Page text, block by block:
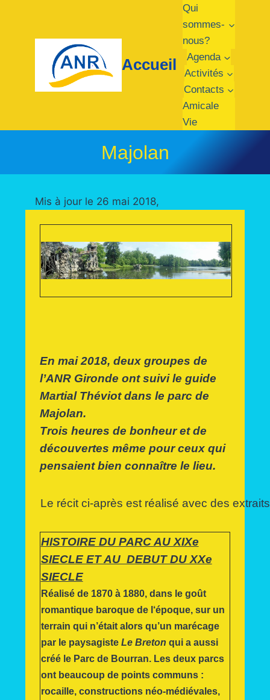
contenu
Accueil
Qui
sommes-
nous?
Agenda
Activités
Contacts
Amicale
Vie
Majolan
Mis à jour le 26 mai 2018,
En mai 2018, deux groupes de
l’ANR Gironde ont suivi le guide
Martial Théviot dans le parc de
Majolan.
Trois heures de bonheur et de
découvertes même pour ceux qui
pensaient bien connaître le lieu.
Le récit ci-après est réalisé avec des
HISTOIRE DU PARC AU XIXe
SIECLE ET AU DEBUT DU XXe
SIECLE
Réalisé de 1870 à 1880, dans le goût
romantique baroque de l‘époque, sur un
terrain qui n’était alors qu’un marécage
par le paysagiste Le Breton qui a aussi
créé le Parc de Bourran. Les deux parcs
ont beaucoup de points communs :
rocaille, constructions néo-médiévales,